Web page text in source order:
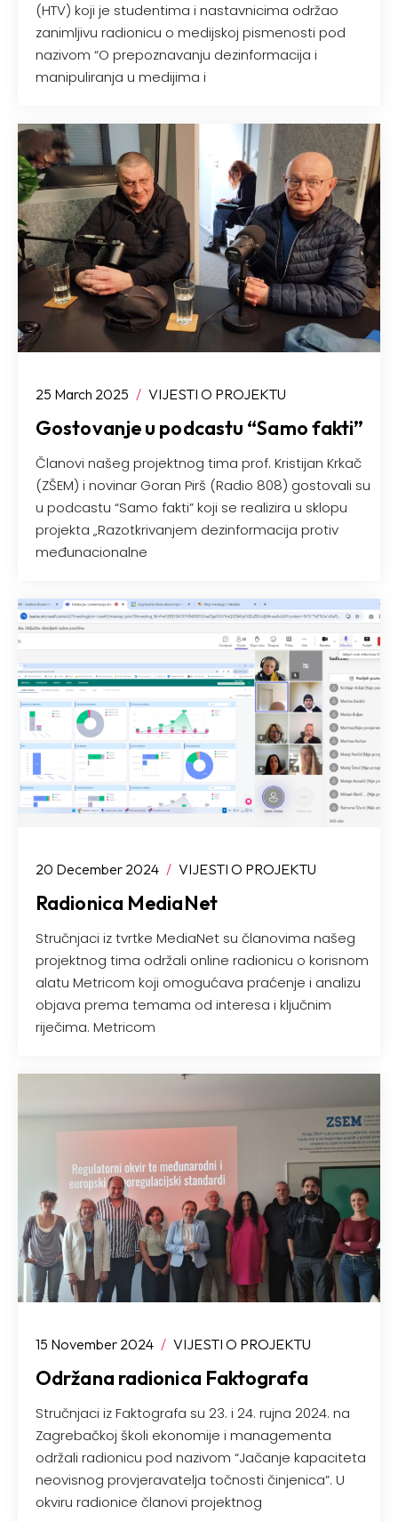
(HTV) koji je studentima i nastavnicima održao
zanimljivu radionicu o medijskoj pismenosti pod
nazivom “O prepoznavanju dezinformacija i
manipuliranja u medijima i
25 March 2025 / VIJESTI O PROJEKTU
Gostovanje u podcastu “Samo fakti”
Članovi našeg projektnog tima prof. Kristijan Krkač
(ZŠEM) i novinar Goran Pirš (Radio 808) gostovali su
u podcastu “Samo fakti” koji se realizira u sklopu
projekta „Razotkrivanjem dezinformacija protiv
međunacionalne
20 December 2024 / VIJESTI O PROJEKTU
Radionica MediaNet
Stručnjaci iz tvrtke MediaNet su članovima našeg
projektnog tima održali online radionicu o korisnom
alatu Metricom koji omogućava praćenje i analizu
objava prema temama od interesa i ključnim
riječima. Metricom
15 November 2024 / VIJESTI O PROJEKTU
Održana radionica Faktografa
Stručnjaci iz Faktografa su 23. i 24. rujna 2024. na
Zagrebačkoj školi ekonomije i managementa
održali radionicu pod nazivom “Jačanje kapaciteta
neovisnog provjeravatelja točnosti činjenica”. U
okviru radionice članovi projektnog